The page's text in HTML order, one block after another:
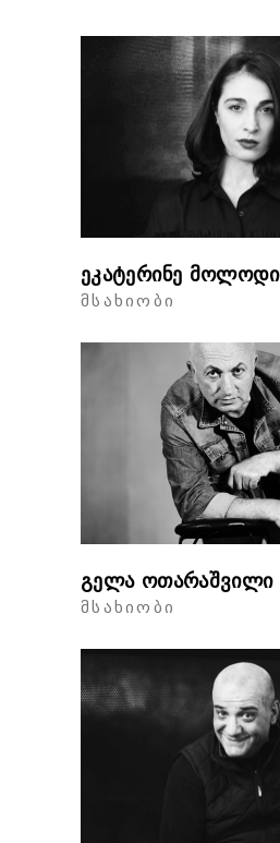
ეკატერინე
ᲛᲡᲐᲮᲘᲝᲑᲘ
გელა ოთარაშვილი
ᲛᲡᲐᲮᲘᲝᲑᲘ